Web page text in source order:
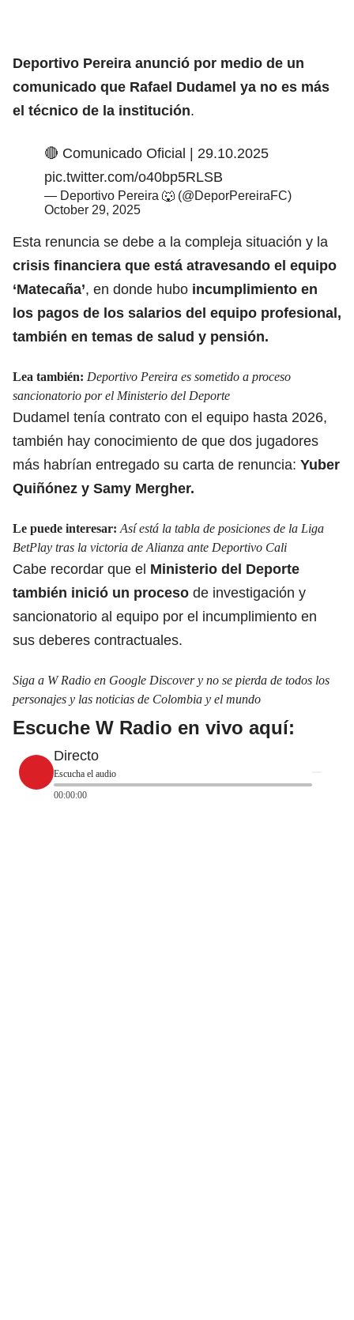
Deportivo Pereira anunció por medio de un
comunicado que Rafael Dudamel ya no es más
el técnico de la institución.
🔴 Comunicado Oficial | 29.10.2025
pic.twitter.com/o40bp5RLSB
— Deportivo Pereira 🐺 (@DeporPereiraFC)
October 29, 2025
Esta renuncia se debe a la compleja situación y la
crisis financiera que está atravesando el equipo
‘Matecaña’, en donde hubo incumplimiento en
los pagos de los salarios del equipo profesional,
también en temas de salud y pensión.
Lea también: Deportivo Pereira es sometido a proceso
sancionatorio por el Ministerio del Deporte
Dudamel tenía contrato con el equipo hasta 2026,
también hay conocimiento de que dos jugadores
más habrían entregado su carta de renuncia: Yuber
Quiñónez y Samy Mergher.
Le puede interesar: Así está la tabla de posiciones de la Liga
BetPlay tras la victoria de Alianza ante Deportivo Cali
Cabe recordar que el Ministerio del Deporte
también inició un proceso de investigación y
sancionatorio al equipo por el incumplimiento en
sus deberes contractuales.
Siga a W Radio en Google Discover y no se pierda de todos los
personajes y las noticias de Colombia y el mundo
Escuche W Radio en vivo aquí:
Directo
Escucha el audio
00:00:00